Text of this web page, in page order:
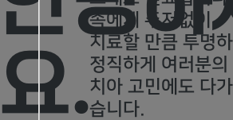
족에게 주저없이
치료할 만큼 투명
정직하게 여러분의
치아 고민에도 다
습니다.
요.